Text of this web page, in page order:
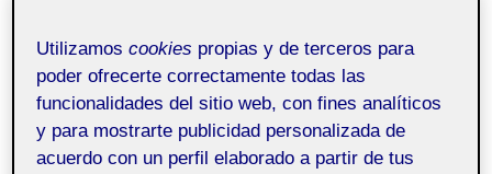
primer ejercicio me puede valer de guía) y recortaré el
papel cuando la hoja se seque. Por otro lado, el Zine,
mediante estas proporciones, se va a quedar pequeño
para las hojas de los árboles y deberé emplear medios
folios si quiero recopilarlas.
Utilizamoscookies propias y de terceros para
poder ofrecerte correctamente todas las
funcionalidades del sitio web, con fines analíticos
y para mostrarte publicidad personalizada de
acuerdo con un perfil elaborado a partir de tus